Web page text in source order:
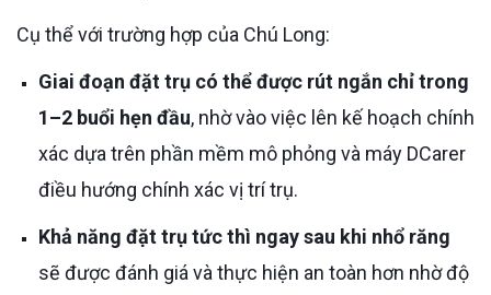
Cụ thể với trường hợp của Chú Long:
Giai đoạn đặt trụ có thể được rút ngắn chỉ trong
1–2 buổi hẹn đầu, nhờ vào việc lên kế hoạch chính
xác dựa trên phần mềm mô phỏng và máy DCarer
điều hướng chính xác vị trí trụ.
Khả năng đặt trụ tức thì ngay sau khi nhổ răng
sẽ được đánh giá và thực hiện an toàn hơn nhờ độ